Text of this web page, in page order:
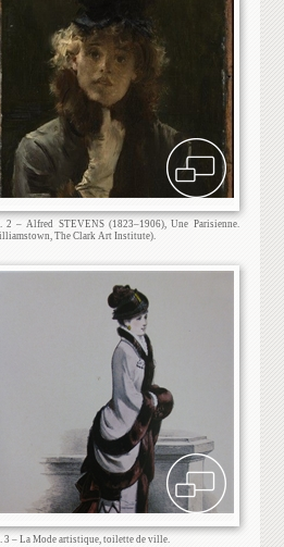
2 – Alfred STEVENS (1823–1906), Une Parisienne.
The Clark Art Institute).
3 – La Mode artistique, toilette de ville.